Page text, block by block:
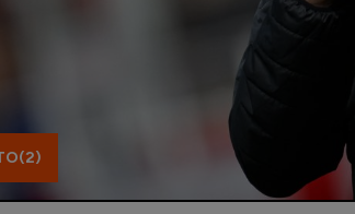
(2)